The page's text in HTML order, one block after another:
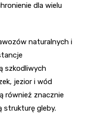
dla wielu
naturalnych i
szkodliwych
jezior i wód
również znacznie
strukturę gleby.